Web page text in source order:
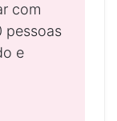
com
pessoas
e